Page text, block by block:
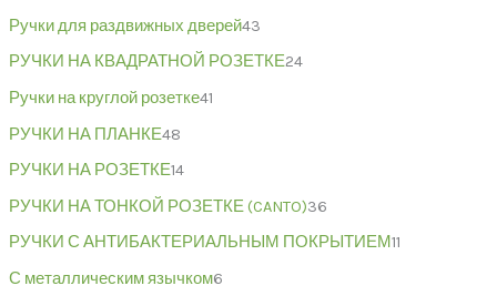
Ручки для раздвижных дверей43
РУЧКИ НА КВАДРАТНОЙ РОЗЕТКЕ24
Ручки на круглой розетке41
РУЧКИ НА ПЛАНКЕ48
РУЧКИ НА РОЗЕТКЕ14
РУЧКИ НА ТОНКОЙ РОЗЕТКЕ (CANTO)36
РУЧКИ С АНТИБАКТЕРИАЛЬНЫМ ПОКРЫТИЕМ11
С металлическим язычком6